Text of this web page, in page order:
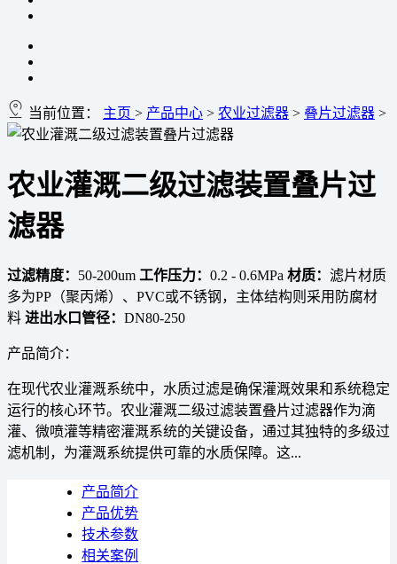
当前位置： 主页 > 产品中心 > 农业过滤器 > 叠片过滤器 >
农业灌溉二级过滤装置叠片过
滤器
过滤精度： 50-200um 工作压力： 0.2 - 0.6MPa 材质： 滤片材质
多为PP（聚丙烯）、PVC或不锈钢，主体结构则采用防腐材
料 进出水口管径： DN80-250
产品简介：
在现代农业灌溉系统中，水质过滤是确保灌溉效果和系统稳定
运行的核心环节。农业灌溉二级过滤装置叠片过滤器作为滴
灌、微喷灌等精密灌溉系统的关键设备，通过其独特的多级过
滤机制，为灌溉系统提供可靠的水质保障。这...
产品简介
产品优势
技术参数
相关案例